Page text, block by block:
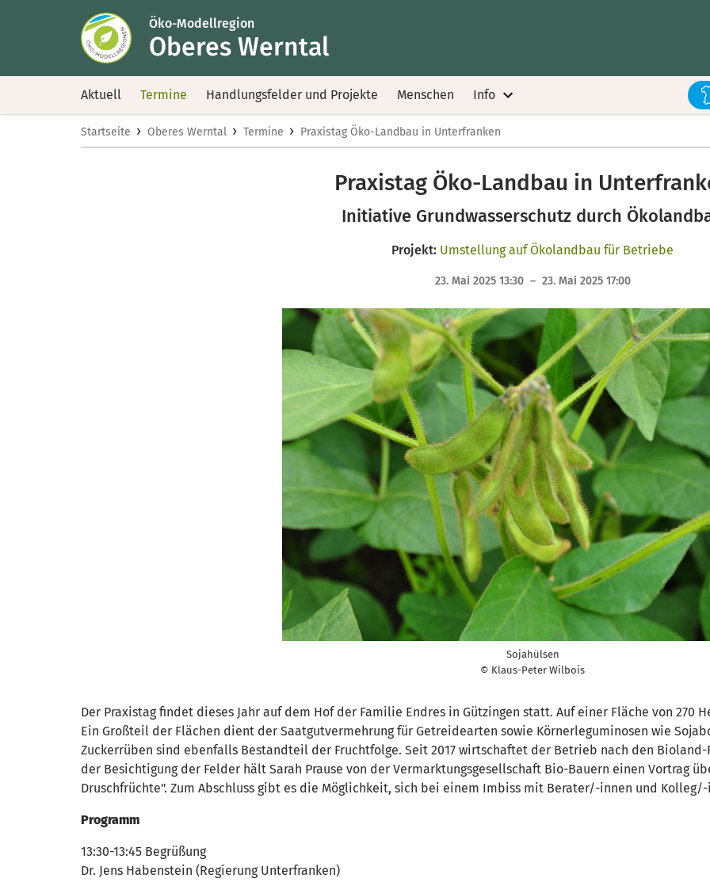
Öko-Modellregion
Oberes Werntal
Aktuell Termine Handlungsfelder und Projekte Menschen Info
Startseite › Oberes Werntal › Termine › Praxistag Öko-Landbau in Unterfranken
Praxistag Öko-Landbau in
Initiative Grundwasserschutz durch
Projekt: Umstellung auf Ökolandbau für Betriebe
23. Mai 2025 13:30 – 23. Mai 2025 17:00
Sojahülsen
© Klaus-Peter Wilbois
Der Praxistag findet dieses Jahr auf dem Hof der Familie Endres in Gützingen statt. Auf einer Fläche von
Ein Großteil der Flächen dient der Saatgutvermehrung für Getreidearten sowie Körnerleguminosen wie
Zuckerrüben sind ebenfalls Bestandteil der Fruchtfolge. Seit 2017 wirtschaftet der Betrieb nach den
der Besichtigung der Felder hält Sarah Prause von der Vermarktungsgesellschaft Bio-Bauern einen Vortrag
Druschfrüchte". Zum Abschluss gibt es die Möglichkeit, sich bei einem Imbiss mit Berater/-innen und Kolleg/-
Programm
13:30-13:45 Begrüßung
Dr. Jens Habenstein (Regierung Unterfranken)